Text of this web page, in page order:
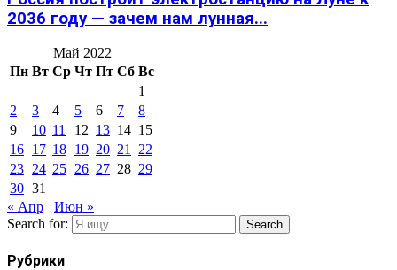
2036 году — зачем нам лунная...
Май 2022
Пн Вт Ср Чт Пт Сб Вс
1
2
3 4 5 6 7
8
9
10 11 12 13 14 15
16 17 18 19 20 21
22
23 24 25 26 27 28 29
30 31
« Апр
Июн »
Search for:
Search
Рубрики